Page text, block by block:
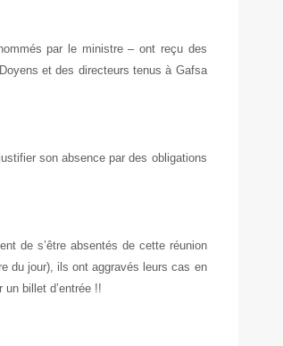
par le ministre – ont reçu des
et des directeurs tenus à Gafsa
son absence par des obligations
de s’être absentés de cette réunion
du jour), ils ont aggravés leurs cas en
billet d’entrée !!